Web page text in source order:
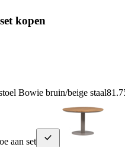
kopen
Bowie bruin/beige staal
aan set